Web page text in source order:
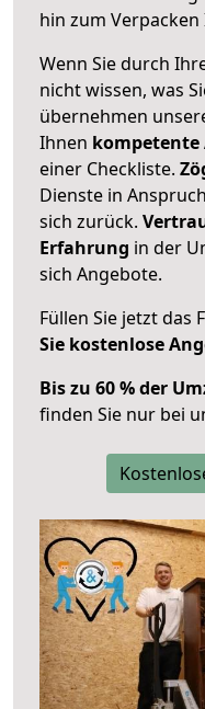
hin zum
Wenn Sie durch
nicht wissen, was
übernehmen
Ihnen kompetente
einer Checkliste.
Dienste in
sich zurück.
Erfahrung in der
sich Angebote.
Füllen Sie jetzt das
Sie kostenlose
Bis zu 60 % der
finden Sie nur bei